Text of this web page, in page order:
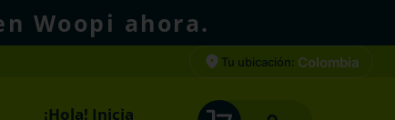
Woopi ahora.
Tu ubicación: Colombia
¡Hola! Inicia